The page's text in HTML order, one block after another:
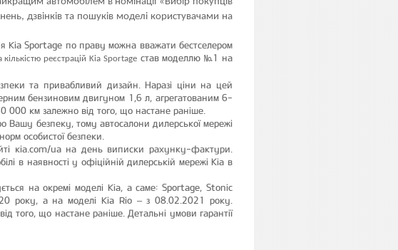
дзвінків та пошуків моделі користувачами на
Kia Sportage по праву можна вважати бестселером
реєстрацій Kia Sportage став моделлю №1 на
та привабливий дизайн. Наразі ціни на цей
бензиновим двигуном 1,6 л, агрегатованим 6-
км залежно від того, що настане раніше.
Вашу безпеку, тому автосалони дилерської мережі
особистої безпеки.
кіа.соm/ua на день виписки рахунку-фактури.
в наявності у офіційній дилерській мережі Кіа в
на окремі моделі Kia, а саме: Sportage, Stonic
року, а на моделі Kia Rio – з 08.02.2021 року.
того, що настане раніше. Детальні умови гарантії